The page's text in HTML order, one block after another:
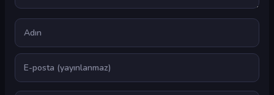
Ad
E-posta